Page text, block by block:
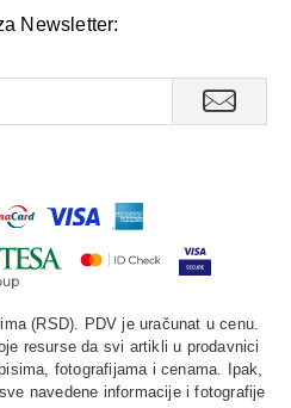
Newsletter:
(RSD). PDV je uračunat u cenu.
resurse da svi artikli u prodavnici
fotografijama i cenama. Ipak,
navedene informacije i fotografije